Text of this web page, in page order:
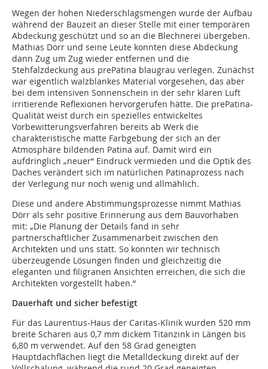
Wegen der hohen Niederschlagsmengen wurde der Aufbau
während der Bauzeit an dieser Stelle mit einer temporären
Abdeckung geschützt und so an die Blechnerei übergeben.
Mathias Dörr und seine Leute konnten diese Abdeckung
dann Zug um Zug wieder entfernen und die
Stehfalzdeckung aus prePatina blaugrau verlegen. Zunächst
war eigentlich walzblankes Material vorgesehen, das aber
bei dem intensiven Sonnenschein in der sehr klaren Luft
irritierende Reflexionen hervorgerufen hätte. Die prePatina-
Qualität weist durch ein spezielles entwickeltes
Vorbewitterungsverfahren bereits ab Werk die
charakteristische matte Farbgebung der sich an der
Atmosphäre bildenden Patina auf. Damit wird ein
aufdringlich „neuer“ Eindruck vermieden und die Optik des
Daches verändert sich im natürlichen Patinaprozess nach
der Verlegung nur noch wenig und allmählich.
Diese und andere Abstimmungsprozesse nimmt Mathias
Dörr als sehr positive Erinnerung aus dem Bauvorhaben
mit: „Die Planung der Details fand in sehr
partnerschaftlicher Zusammenarbeit zwischen den
Architekten und uns statt. So konnten wir technisch
überzeugende Lösungen finden und gleichzeitig die
eleganten und filigranen Ansichten erreichen, die sich die
Architekten vorgestellt haben.“
Dauerhaft und sicher befestigt
Für das Laurentius-Haus der Caritas-Klinik wurden 520 mm
breite Scharen aus 0,7 mm dickem Titanzink in Längen bis
6,80 m verwendet. Auf den 58 Grad geneigten
Hauptdachflächen liegt die Metalldeckung direkt auf der